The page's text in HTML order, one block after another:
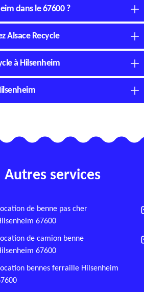
dans le 67600 ?
Alsace Recycle
à Hilsenheim
Autres services
de benne pas cher
67600
de camion benne
67600
bennes ferraille Hilsenheim